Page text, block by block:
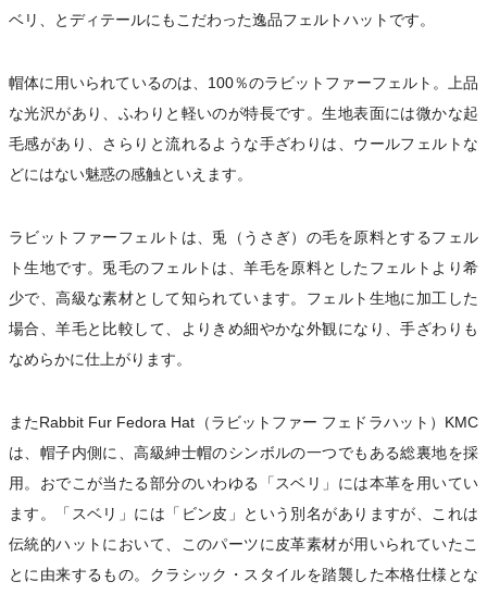
ベリ、とディテールにもこだわった逸品フェルトハットです。
帽体に用いられているのは、100％のラビットファーフェルト。上品
な光沢があり、ふわりと軽いのが特長です。生地表面には微かな起
毛感があり、さらりと流れるような手ざわりは、ウールフェルトな
どにはない魅惑の感触といえます。
ラビットファーフェルトは、兎（うさぎ）の毛を原料とするフェル
ト生地です。兎毛のフェルトは、羊毛を原料としたフェルトより希
少で、高級な素材として知られています。フェルト生地に加工した
場合、羊毛と比較して、よりきめ細やかな外観になり、手ざわりも
なめらかに仕上がります。
またRabbit Fur Fedora Hat（ラビットファー フェドラハット）KMC
は、帽子内側に、高級紳士帽のシンボルの一つでもある総裏地を採
用。おでこが当たる部分のいわゆる「スベリ」には本革を用いてい
ます。「スベリ」には「ビン皮」という別名がありますが、これは
伝統的ハットにおいて、このパーツに皮革素材が用いられていたこ
とに由来するもの。クラシック・スタイルを踏襲した本格仕様とな